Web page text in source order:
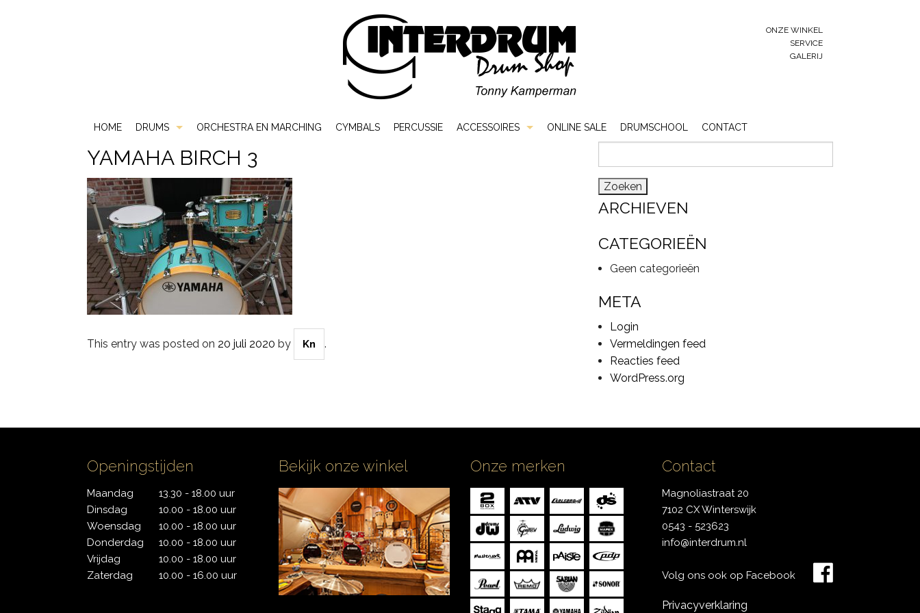
ONZE WINKEL
SERVICE
GALERIJ
HOME DRUMS
Akoestische Drums
DS
Gretsch
Ludwig
Tama
Yamaha
Elektrische Drums
2 Box
ATV
Carlsbro
Gebruikt & Beurs
Snare Drums
ORCHESTRA EN MARCHING CYMBALS PERCUSSIE ACCESSOIRES ONLINE SALE DRUMSCHOOL CONTACT
YAMAHA BIRCH 3
This entry was posted on 20 juli 2020 by Kn .
ARCHIEVEN
CATEGORIEËN
Geen categorieën
META
Login
Vermeldingen feed
Reacties feed
WordPress.org
Openingstijden
Maandag
Dinsdag
Woensdag
Donderdag
Vrijdag
Zaterdag
13.30 - 18.00 uur
10.00 - 18.00 uur
10.00 - 18.00 uur
10.00 - 18.00 uur
10.00 - 18.00 uur
10.00 - 16.00 uur
Bekijk onze winkel Onze merken Contact
Magnoliastraat 20
7102 CX Winterswijk
0543 - 523623
info@interdrum.nl
Volg ons ook op Facebook
Privacyverklaring